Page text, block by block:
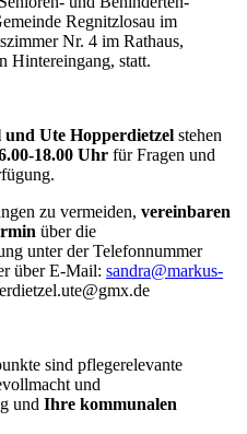
Regnitzlosau im
Nr. 4 im Rathaus,
Hintereingang, statt.
und Ute Hopperdietzel stehen
18.00 Uhr für Fragen und
zu vermeiden, vereinbaren
über die
unter der Telefonnummer
über E-Mail: sandra@markus-
sind pflegerelevante
und
und Ihre kommunalen